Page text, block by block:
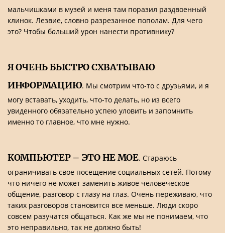
мальчишками в музей и меня там поразил раздвоенный
клинок. Лезвие, словно разрезанное пополам. Для чего
это? Чтобы больший урон нанести противнику?
Я ОЧЕНЬ БЫСТРО СХВАТЫВАЮ
ИНФОРМАЦИЮ. Мы смотрим что-то с друзьями, и я
могу вставать, уходить, что-то делать, но из всего
увиденного обязательно успею уловить и запомнить
именно то главное, что мне нужно.
КОМПЬЮТЕР – ЭТО НЕ МОЕ. Стараюсь
ограничивать свое посещение социальных сетей. Потому
что ничего не может заменить живое человеческое
общение, разговор с глазу на глаз. Очень переживаю, что
таких разговоров становится все меньше. Люди скоро
совсем разучатся общаться. Как же мы не понимаем, что
это неправильно, так не должно быть!